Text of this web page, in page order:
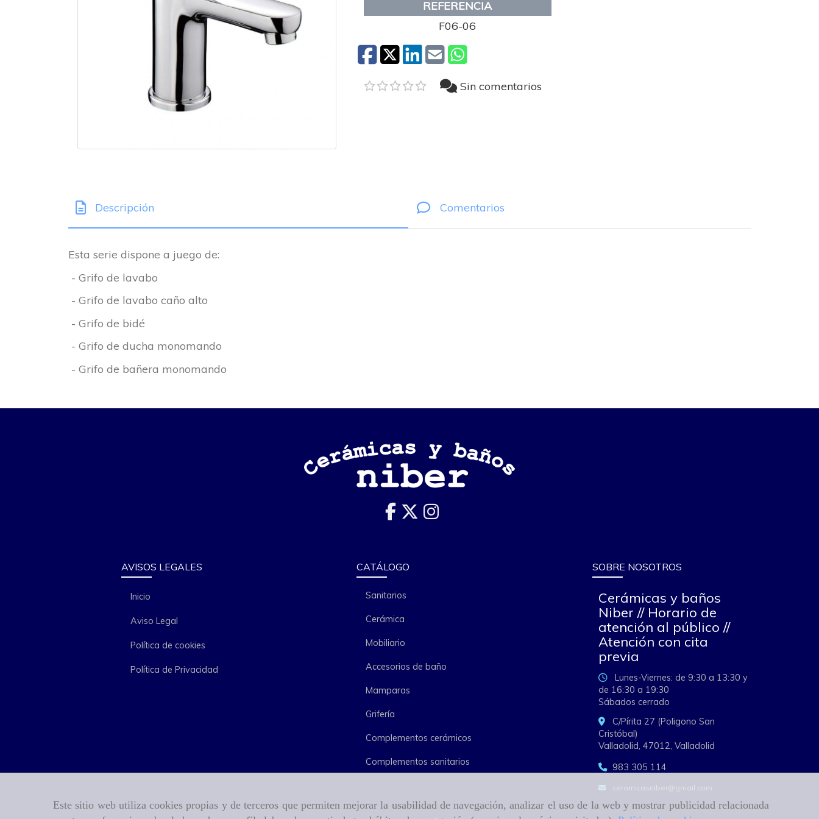
Este sitio web utiliza cookies propias y de terceros que permiten mejorar la usabilidad de navegación, analizar el uso de la web y mostrar publicidad relacionada
REFERENCIA
F06-06
Sin comentarios
Descripción Comentarios
Esta serie dispone a juego de:
- Grifo de lavabo
- Grifo de lavabo caño alto
- Grifo de bidé
- Grifo de ducha monomando
- Grifo de bañera monomando
AVISOS LEGALES
Inicio
Aviso Legal
Política de cookies
Política de Privacidad
CATÁLOGO
Sanitarios
Cerámica
Mobiliario
Accesorios de baño
Mamparas
Grifería
Complementos cerámicos
Complementos sanitarios
SOBRE NOSOTROS
Cerámicas y baños
Niber // Horario de
atención al público //
Atención con cita
previa
Lunes-Viernes: de 9:30 a 13:30 y
de 16:30 a 19:30
Sábados cerrado
C/Pírita 27 (Poligono San
Cristóbal)
Valladolid, 47012, Valladolid
983 305 114
ceramicasniber gmail.com